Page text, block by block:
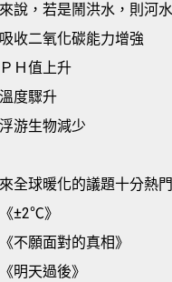
說，若是鬧洪水，則河
吸收二氧化碳能力增強
ＰＨ值上升
溫度驟升
浮游生物減少
全球暖化的議題十分熱
《±2℃》
《不願面對的真相》
《明天過後》